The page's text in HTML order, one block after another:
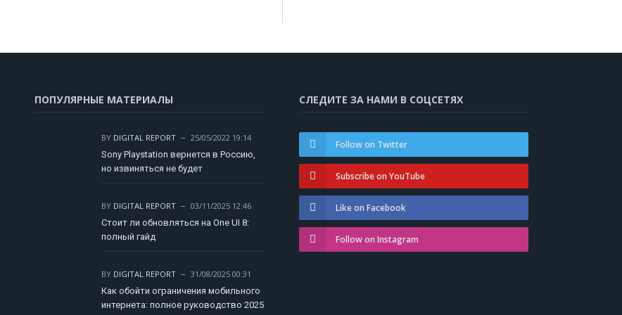
ПОПУЛЯРНЫЕ МАТЕРИАЛЫ
BY DIGITAL REPORT
25/05/2022 19:14
Sony Playstation вернется в Россию,
но извиняться не будет
BY DIGITAL REPORT
03/11/2025 12:46
Стоит ли обновляться на One UI 8:
полный гайд
BY DIGITAL REPORT
31/08/2025 00:31
Как обойти ограничения мобильного
интернета: полное руководство 2025
СЛЕДИТЕ ЗА НАМИ В СОЦСЕТЯХ
Follow on Twitter
Subscribe on YouTube
Like on Facebook
Follow on Instagram